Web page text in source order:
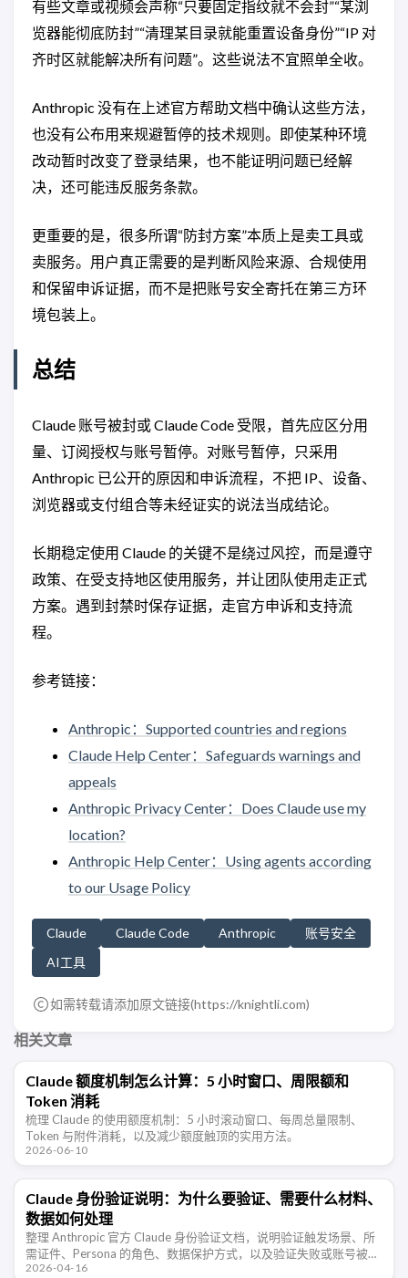
有些文章或视频会声称“只要固定指纹就不会封”“某浏
览器能彻底防封”“清理某目录就能重置设备身份”“IP 对
齐时区就能解决所有问题”。这些说法不宜照单全收。
Anthropic 没有在上述官方帮助文档中确认这些方法，
也没有公布用来规避暂停的技术规则。即使某种环境
改动暂时改变了登录结果，也不能证明问题已经解
决，还可能违反服务条款。
更重要的是，很多所谓“防封方案”本质上是卖工具或
卖服务。用户真正需要的是判断风险来源、合规使用
和保留申诉证据，而不是把账号安全寄托在第三方环
境包装上。
总结
Claude 账号被封或 Claude Code 受限，首先应区分用
量、订阅授权与账号暂停。对账号暂停，只采用
Anthropic 已公开的原因和申诉流程，不把 IP、设备、
浏览器或支付组合等未经证实的说法当成结论。
长期稳定使用 Claude 的关键不是绕过风控，而是遵守
政策、在受支持地区使用服务，并让团队使用走正式
方案。遇到封禁时保存证据，走官方申诉和支持流
程。
参考链接：
Anthropic：Supported countries and regions
Claude Help Center：Safeguards warnings and
appeals
Anthropic Privacy Center：Does Claude use my
location?
Anthropic Help Center：Using agents according
to our Usage Policy
Claude Claude Code Anthropic
账号安全
AI工具
如需转载请添加原文链接(https://knightli.com)
相关文章
Claude 额度机制怎么计算：5 小时窗口、周限额和
Token 消耗
梳理 Claude 的使用额度机制：5 小时滚动窗口、每周总量限制、
Token 与附件消耗，以及减少额度触顶的实用方法。
2026-06-10
Claude 身份验证说明：为什么要验证、需要什么材料、
数据如何处理
整理 Anthropic 官方 Claude 身份验证文档，说明验证触发场景、所
需证件、Persona 的角色、数据保护方式，以及验证失败或账号被禁
用时的处理方法。
2026-04-16